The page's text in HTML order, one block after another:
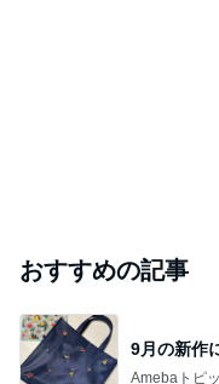
おすすめの記事
9月の新作
Amebaトピ